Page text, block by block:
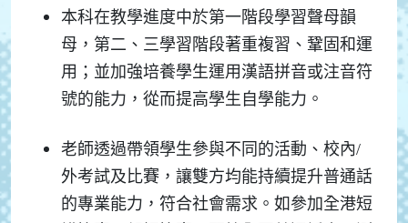
本科在教學進度中於第一階段學習聲母韻
母，第二、三學習階段著重複習、鞏固和運
用； 並加強培養學生運用漢語拼音或注音符
號的能力，從而提高學生自學能力。
老師透過帶領學生參與不同的活動、校內/
外考試及比賽，讓雙方均能持續提升普通話
的專業能力， 符合社會需求。如參加全港短